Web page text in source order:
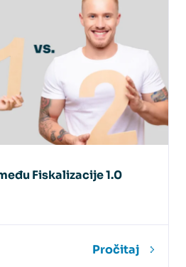
Fiskalizacije 1.0
Pročitaj